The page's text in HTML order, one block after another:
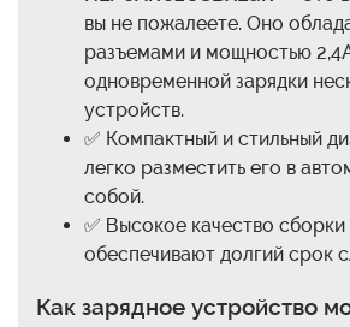
вы не пожалеете. Оно
разъемами и мощностью
одновременной зарядки
устройств.
✅ Компактный и стильный
легко разместить его в
собой.
✅ Высокое качество
обеспечивают долгий срок
Как зарядное устройство